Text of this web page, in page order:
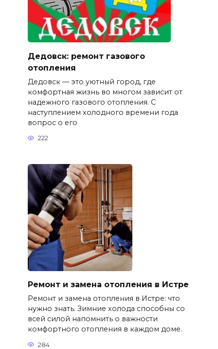
Дедовск: ремонт газового
отопления
Дедовск — это уютный город, где
комфортная жизнь во многом зависит от
надежного газового отопления. С
наступлением холодного времени года
вопрос о его
222
Ремонт и замена отопления в Истре
Ремонт и замена отопления в Истре: что
нужно знать. Зимние холода способны со
всей силой напомнить о важности
комфортного отопления в каждом доме.
284